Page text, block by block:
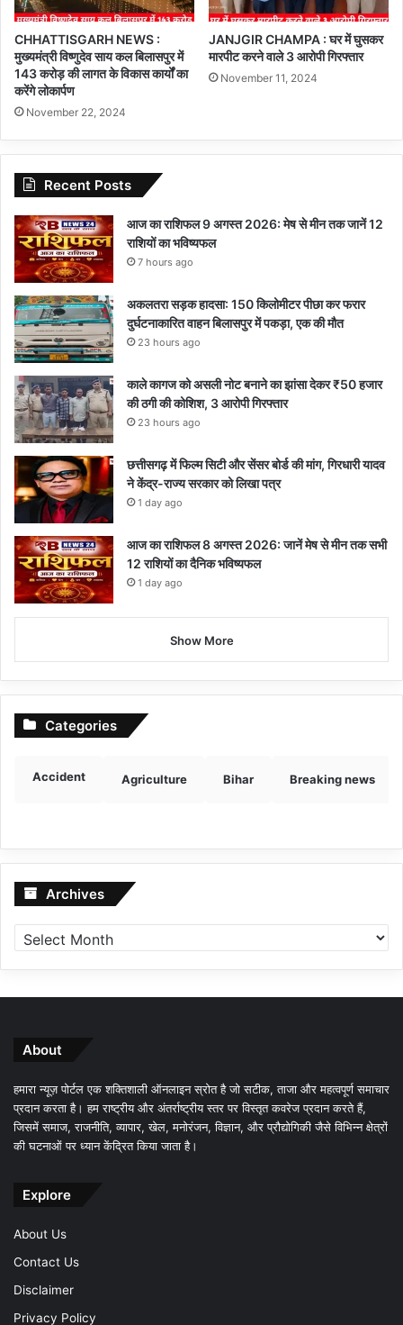
CHHATTISGARH NEWS :
मुख्यमंत्री विष्णुदेव साय कल बिलासपुर में
143 करोड़ की लागत के विकास कार्यों का
करेंगे लोकार्पण
November 22, 2024
JANJGIR CHAMPA : घर में घुसकर
मारपीट करने वाले 3 आरोपी गिरफ्तार
November 11, 2024
Recent Posts
आज का राशिफल 9 अगस्त 2026: मेष से मीन तक जानें 12
राशियों का भविष्यफल
7 hours ago
अकलतरा सड़क हादसा: 150 किलोमीटर पीछा कर फरार
दुर्घटनाकारित वाहन बिलासपुर में पकड़ा, एक की मौत
23 hours ago
काले कागज को असली नोट बनाने का झांसा देकर ₹50 हजार
की ठगी की कोशिश, 3 आरोपी गिरफ्तार
23 hours ago
छत्तीसगढ़ में फिल्म सिटी और सेंसर बोर्ड की मांग, गिरधारी यादव
ने केंद्र-राज्य सरकार को लिखा पत्र
1 day ago
आज का राशिफल 8 अगस्त 2026: जानें मेष से मीन तक सभी
12 राशियों का दैनिक भविष्यफल
1 day ago
Show More
Categories
Accident Agriculture Bihar Breaking news
Archives Archives
About
हमारा न्यूज़ पोर्टल एक शक्तिशाली ऑनलाइन स्रोत है जो सटीक, ताजा और महत्वपूर्ण समाचार
प्रदान करता है। हम राष्ट्रीय और अंतर्राष्ट्रीय स्तर पर विस्तृत कवरेज प्रदान करते हैं,
जिसमें समाज, राजनीति, व्यापार, खेल, मनोरंजन, विज्ञान, और प्रौद्योगिकी जैसे विभिन्न क्षेत्रों
की घटनाओं पर ध्यान केंद्रित किया जाता है।
Explore
About Us
Contact Us
Disclaimer
Privacy Policy